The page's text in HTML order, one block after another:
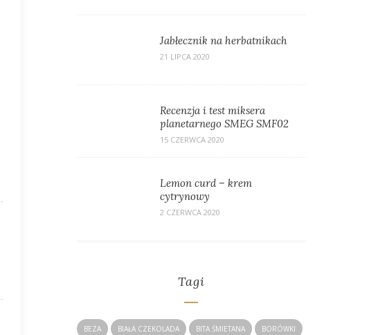
Jabłecznik na herbatnikach
21 LIPCA 2020
Recenzja i test miksera
planetarnego SMEG SMF02
15 CZERWCA 2020
Lemon curd – krem
cytrynowy
2 CZERWCA 2020
Tagi
BEZA BIAŁA CZEKOLADA BITA ŚMIETANA BORÓWKI